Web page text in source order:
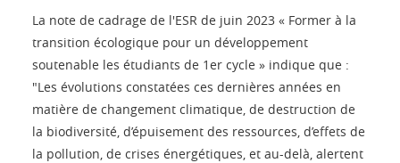
La note de cadrage de l'ESR de juin 2023 « Former à la
transition écologique pour un développement
soutenable les étudiants de 1er cycle » indique que :
"Les évolutions constatées ces dernières années en
matière de changement climatique, de destruction de
la biodiversité, d’épuisement des ressources, d’effets de
la pollution, de crises énergétiques, et au-delà, alertent